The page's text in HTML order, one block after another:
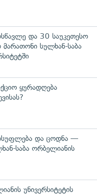
და 30 საუკეთესო
სულხან-საბა
ყურადღება
და ცოდნა —
საბა ორბელიანის
უნივერსიტეტის